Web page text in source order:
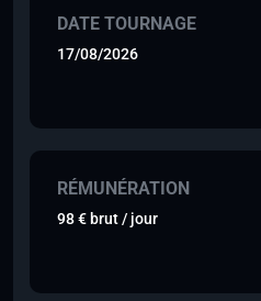
DATE TOURNAGE
17/08/2026
RÉMUNÉRATION
98 € brut / jour